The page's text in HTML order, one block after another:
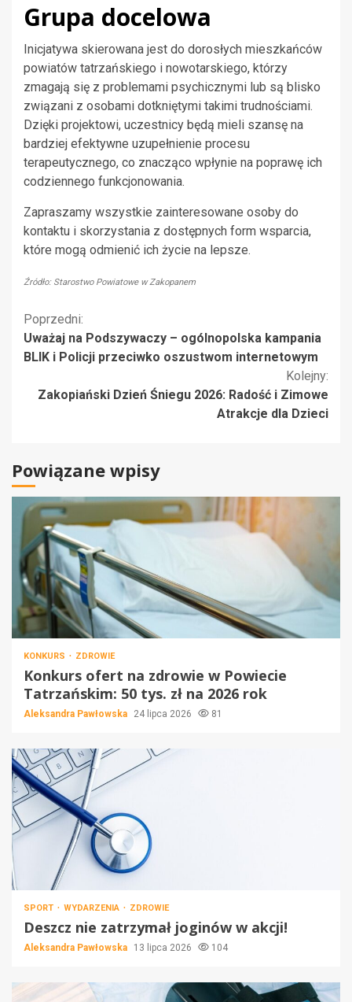
Grupa docelowa
Inicjatywa skierowana jest do dorosłych mieszkańców
powiatów tatrzańskiego i nowotarskiego, którzy
zmagają się z problemami psychicznymi lub są blisko
związani z osobami dotkniętymi takimi trudnościami.
Dzięki projektowi, uczestnicy będą mieli szansę na
bardziej efektywne uzupełnienie procesu
terapeutycznego, co znacząco wpłynie na poprawę ich
codziennego funkcjonowania.
Zapraszamy wszystkie zainteresowane osoby do
kontaktu i skorzystania z dostępnych form wsparcia,
które mogą odmienić ich życie na lepsze.
Źródło: Starostwo Powiatowe w Zakopanem
Kontynuuj
czytanie
Poprzedni:
Uważaj na Podszywaczy – ogólnopolska kampania
BLIK i Policji przeciwko oszustwom internetowym
Kolejny:
Zakopiański Dzień Śniegu 2026: Radość i Zimowe
Atrakcje dla Dzieci
Powiązane wpisy
KONKURS ZDROWIE
Konkurs ofert na zdrowie w Powiecie
Tatrzańskim: 50 tys. zł na 2026 rok
Aleksandra Pawłowska 24 lipca 2026 81
SPORT WYDARZENIA ZDROWIE
Deszcz nie zatrzymał joginów w akcji!
Aleksandra Pawłowska 13 lipca 2026 104